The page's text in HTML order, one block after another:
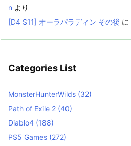
n より
[D4 S11] オーラパラディン その後 に
Categories List
MonsterHunterWilds (32)
Path of Exile 2 (40)
Diablo4 (188)
PS5 Games (272)